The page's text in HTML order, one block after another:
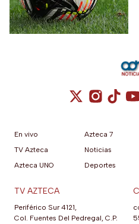
Cuenta de
Cuenta
En vivo
TV Azteca
Azteca UNO
Azteca 7
Noticias
Deportes
TV AZTECA
Periférico Sur 4121,
Col. Fuentes Del Pedregal, C.P.